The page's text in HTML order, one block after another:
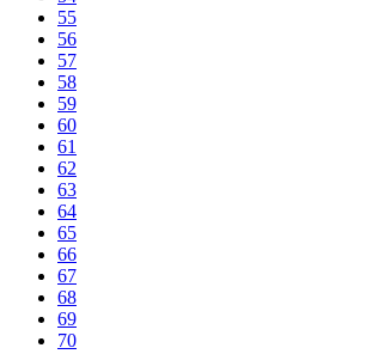
55
56
57
58
59
60
61
62
63
64
65
66
67
68
69
70